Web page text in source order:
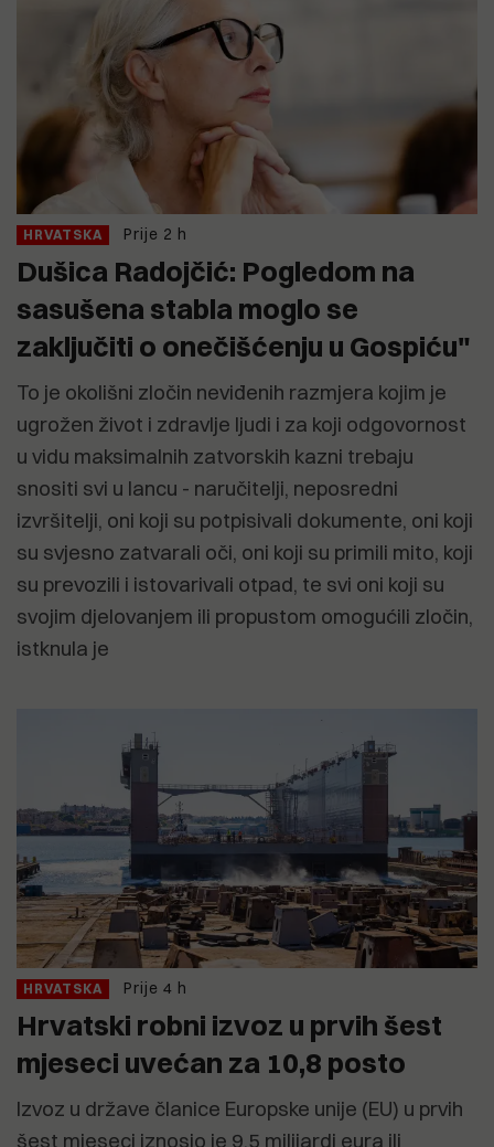
HRVATSKA Prije 2 h
Dušica Radojčić: Pogledom na
sasušena stabla moglo se
zaključiti o onečišćenju u Gospiću"
To je okolišni zločin neviđenih razmjera kojim je
ugrožen život i zdravlje ljudi i za koji odgovornost
u vidu maksimalnih zatvorskih kazni trebaju
snositi svi u lancu - naručitelji, neposredni
izvršitelji, oni koji su potpisivali dokumente, oni koji
su svjesno zatvarali oči, oni koji su primili mito, koji
su prevozili i istovarivali otpad, te svi oni koji su
svojim djelovanjem ili propustom omogućili zločin,
istknula je
HRVATSKA Prije 4 h
Hrvatski robni izvoz u prvih šest
mjeseci uvećan za 10,8 posto
Izvoz u države članice Europske unije (EU) u prvih
šest mjeseci iznosio je 9,5 milijardi eura ili